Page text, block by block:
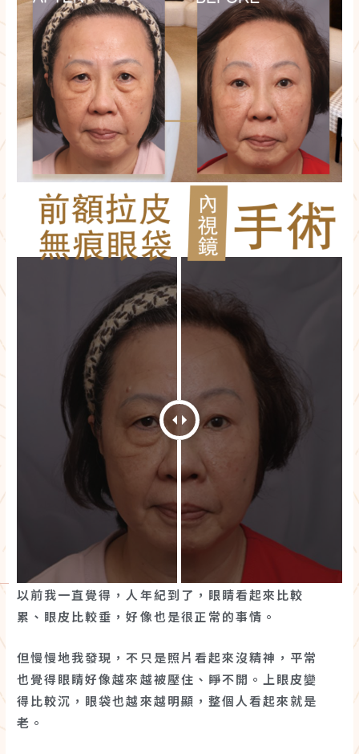
以前我一直覺得，人年紀到了，眼睛看起來比較
累、眼皮比較垂，好像也是很正常的事情。
但慢慢地我發現，不只是照片看起來沒精神，平常
也覺得眼睛好像越來越被壓住、睜不開。上眼皮變
得比較沉，眼袋也越來越明顯，整個人看起來就是
老。